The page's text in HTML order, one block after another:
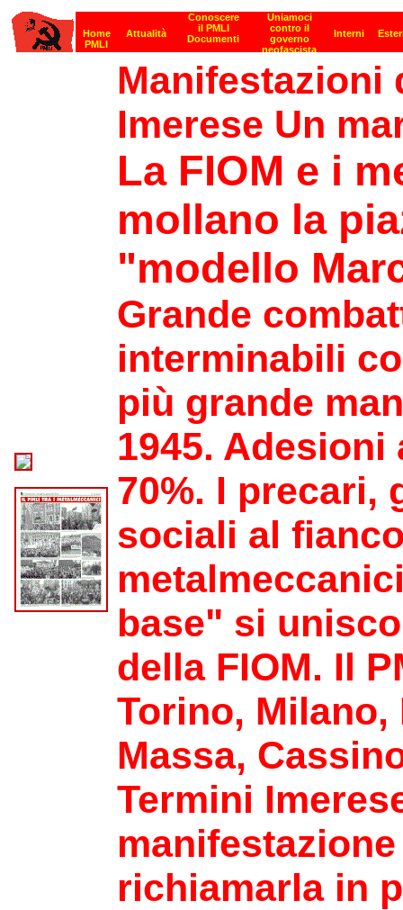
Manifestazioni
Imerese Un
La FIOM e i
mollano la
"modello
Grande
interminabili
più grande
1945.
70%. I precari,
sociali al
base" si
della FIOM. Il
Torino, Milano,
Massa,
Termini
richiamarla in